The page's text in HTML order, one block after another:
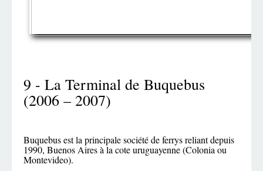
9 - La Terminal de Buquebus
(2006 – 2007)
Buquebus est la principale société de ferrys reliant depuis
1990, Buenos Aires à la cote uruguayenne (Colonia ou
Montevideo).